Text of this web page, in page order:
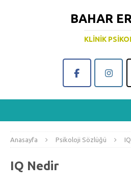
BAHAR
KLINIK
Anasayfa Psikoloji Sözlüğü
IQ Nedir